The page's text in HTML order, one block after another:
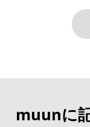
muunに